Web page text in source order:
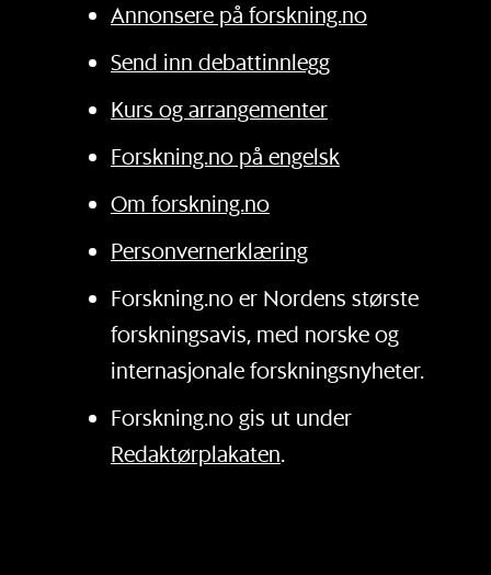
Annonsere på forskning.no
Send inn debattinnlegg
Kurs og arrangementer
Forskning.no på engelsk
Om forskning.no
Personvernerklæring
Forskning.no er Nordens største
forskningsavis, med norske og
internasjonale forskningsnyheter.
Forskning.no gis ut under
Redaktørplakaten.